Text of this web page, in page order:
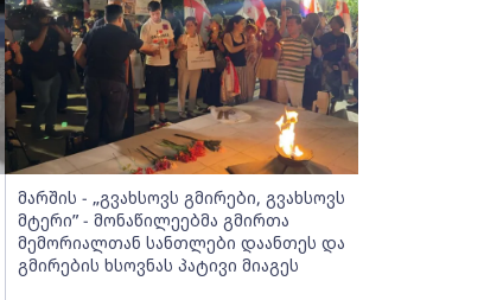
მარშის - „გვახსოვს გმირები, გვახსოვს
მტერი” - მონაწილეებმა გმირთა
მემორიალთან სანთლები დაანთეს და
გმირების ხსოვნას პატივი მიაგეს